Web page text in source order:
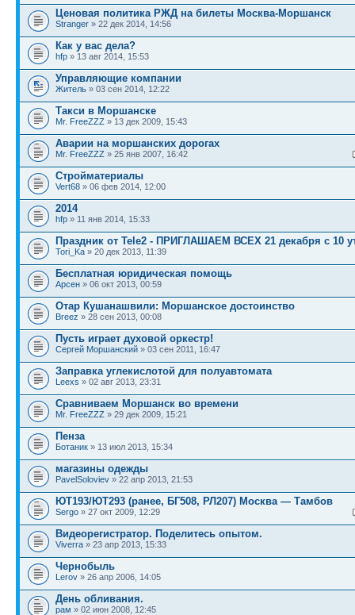
Ценовая политика РЖД на билеты Москва-Моршанск
Stranger » 22 дек 2014, 14:56
Как у вас дела?
hfp » 13 авг 2014, 15:53
Управляющие компании
Житель » 03 сен 2014, 12:22
Такси в Моршанске
Mr. FreeZZZ » 13 дек 2009, 15:43
Аварии на моршанских дорогах
Mr. FreeZZZ » 25 янв 2007, 16:42
Стройматериалы
Vert68 » 06 фев 2014, 12:00
2014
hfp » 11 янв 2014, 15:33
Праздник от Tele2 - ПРИГЛАШАЕМ ВСЕХ 21 декабря с 10
Tori_Ka » 20 дек 2013, 11:39
Бесплатная юридическая помощь
Арсен » 06 окт 2013, 00:59
Отар Кушанашвили: Моршанское достоинство
Breez » 28 сен 2013, 00:08
Пусть играет духовой оркестр!
Сергей Моршанский » 03 сен 2011, 16:47
Заправка углекислотой для полуавтомата
Leexs » 02 авг 2013, 23:31
Сравниваем Моршанск во времени
Mr. FreeZZZ » 29 дек 2009, 15:21
Пенза
Ботаник » 13 июл 2013, 15:34
магазины одежды
PavelSoloviev » 22 апр 2013, 21:53
ЮТ193/ЮТ293 (ранее, БГ508, РЛ207) Москва — Тамбов
Sergo » 27 окт 2009, 12:29
Видеорегистратор. Поделитесь опытом.
Viverra » 23 апр 2013, 15:33
Чернобыль
Lerov » 26 апр 2006, 14:05
День обливания.
рам » 02 июн 2008, 12:45